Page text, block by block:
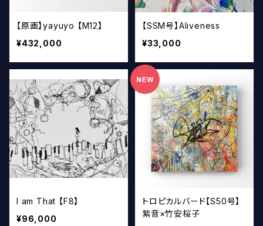
【原画】yayuyo 【M12】
¥432,000
【SSM号】Aliveness
¥33,000
I am That 【F8】
¥96,000
トロピカルバード【S50号】
紫音×竹安桜子